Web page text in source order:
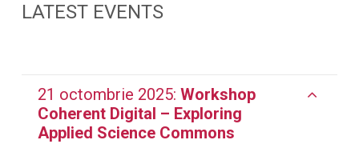
LATEST EVENTS
21 octombrie 2025: Workshop
Coherent Digital – Exploring
Applied Science Commons